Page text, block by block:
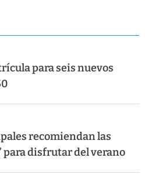
para seis nuevos
recomiendan las
para disfrutar del verano